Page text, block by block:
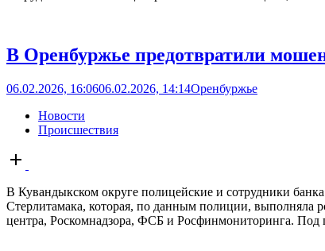
В Оренбуржье предотвратили
06.02.2026, 16:0606.02.2026, 14:14Оренбуржье
Новости
Происшествия
Open
post
В Кувандыкском округе полицейские и сотрудники
Стерлитамака, которая, по данным полиции, выполняла
центра, Роскомнадзора, ФСБ и Росфинмониторинга.